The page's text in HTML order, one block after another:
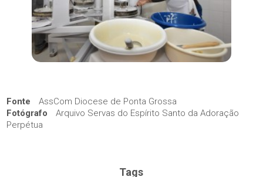
Fonte
AssCom Diocese de Ponta Grossa
Fotógrafo
Arquivo Servas do Espírito Santo da Adoração
Perpétua
Tags